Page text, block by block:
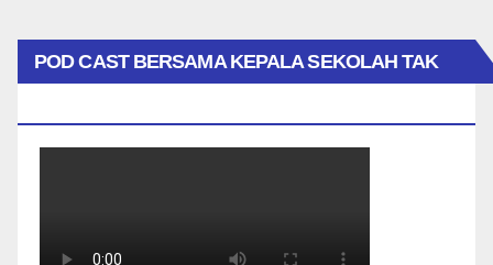
POD CAST BERSAMA KEPALA SEKOLAH TAK